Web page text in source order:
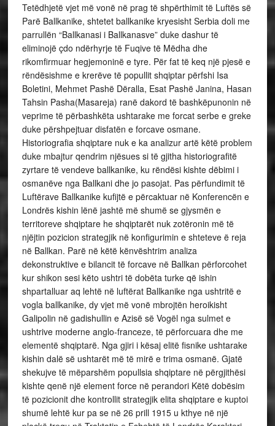
Tetëdhjetë vjet më vonë në prag të shpërthimit të Luftës së
Parë Ballkanike, shtetet ballkanike kryesisht Serbia doli me
parrullën “Ballkanasi i Ballkanasve” duke dashur të
eliminojë çdo ndërhyrje të Fuqive të Mëdha dhe
rikomfirmuar hegjemoninë e tyre. Për fat të keq një pjesë e
rëndësishme e krerëve të popullit shqiptar përfshi Isa
Boletini, Mehmet Pashë Dëralla, Esat Pashë Janina, Hasan
Tahsin Pasha(Masareja) ranë dakord të bashkëpunonin në
veprime të përbashkëta ushtarake me forcat serbe e greke
duke përshpejtuar disfatën e forcave osmane.
Historiografia shqiptare nuk e ka analizur artë këtë problem
duke mbajtur qendrim njësues si të gjitha historiografitë
zyrtare të vendeve ballkanike, ku rëndësi kishte dëbimi i
osmanëve nga Ballkani dhe jo pasojat. Pas përfundimit të
Luftërave Ballkanike kufijtë e përcaktuar në Konferencën e
Londrës kishin lënë jashtë më shumë se gjysmën e
territoreve shqiptare he shqiptarët nuk zotëronin më të
njëjtin pozicion strategjik në konfigurimin e shteteve ë reja
në Ballkan. Parë në këtë kënvështrim analiza
dekonstruktive e bilancit të forcave në Ballkan përforcohet
kur shikon sesi këto ushtri të dobëta turke që ishin
shpartalluar aq lehtë në luftërat Ballkanike nga ushtritë e
vogla ballkanike, dy vjet më vonë mbrojtën heroikisht
Galipolin në gadishullin e Azisë së Vogël nga sulmet e
ushtrive moderne anglo-franceze, të përforcuara dhe me
elementë shqiptarë. Nga gjiri i kësaj elitë fisnike ushtarake
kishin dalë së ushtarët më të mirë e trima osmanë. Gjatë
shekujve të mëparshëm popullsia shqiptare në përgjithësi
kishte qenë një element force në perandori Këtë dobësim
të pozicionit dhe kontrollit strategjik elita shqiptare e kuptoi
shumë lehtë kur pa se në 26 prill 1915 u kthye në një